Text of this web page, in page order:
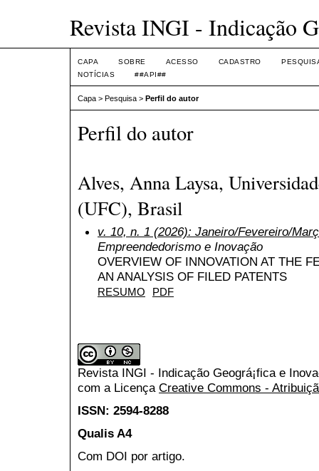
Revista INGI - Indicação
CAPA SOBRE ACESSO CADASTRO
NOTÍCIAS
##API##
Capa > Pesquisa > Perfil do autor
Perfil do autor
Alves, Anna Laysa,
(UFC), Brasil
v. 10, n. 1 (2026): Janeiro/Fevereiro/
Empreendedorismo e Inovação
OVERVIEW OF INNOVATION AT THE
AN ANALYSIS OF FILED PATENTS
RESUMO PDF
Revista INGI - Indicação Geográ¡fica e
com a Licença Creative Commons -
ISSN: 2594-8288
Qualis A4
Com DOI por artigo.